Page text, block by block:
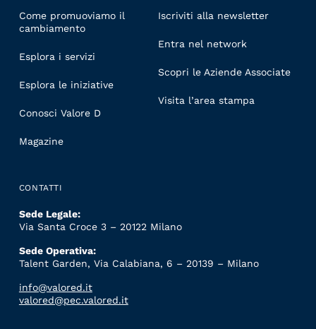
Come promuoviamo il
cambiamento
Esplora i servizi
Esplora le iniziative
Conosci Valore D
Magazine
Iscriviti alla newsletter
Entra nel network
Scopri le Aziende Associate
Visita l’area stampa
CONTATTI
Sede Legale:
Via Santa Croce 3 – 20122 Milano
Sede Operativa:
Talent Garden, Via Calabiana, 6 – 20139 – Milano
info@valored.it
valored@pec.valored.it